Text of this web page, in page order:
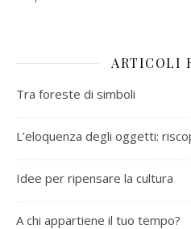
ARTICOLI
Tra foreste di simboli
L’eloquenza degli oggetti:
Idee per ripensare la cultura
A chi appartiene il tuo tempo?